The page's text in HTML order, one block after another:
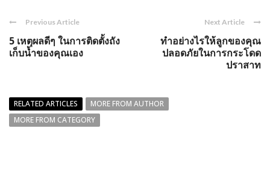
Previous Article
5 เหตุผลดีๆ ในการติดตั้งถัง
เก็บน้ำของคุณเอง
Next Article
ทำอย่างไรให้ลูกของคุณ
ปลอดภัยในการกระโดด
ปราสาท
RELATED ARTICLES
MORE FROM AUTHOR
MORE FROM CATEGORY